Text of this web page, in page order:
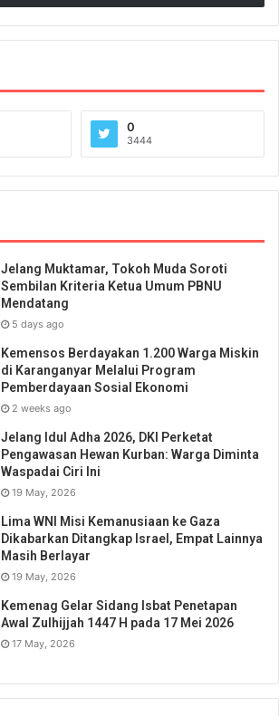
0
3444
Jelang Muktamar, Tokoh Muda Soroti
Sembilan Kriteria Ketua Umum PBNU
Mendatang
5 days ago
Kemensos Berdayakan 1.200 Warga Miskin
di Karanganyar Melalui Program
Pemberdayaan Sosial Ekonomi
2 weeks ago
Jelang Idul Adha 2026, DKI Perketat
Pengawasan Hewan Kurban: Warga Diminta
Waspadai Ciri Ini
19 May, 2026
Lima WNI Misi Kemanusiaan ke Gaza
Dikabarkan Ditangkap Israel, Empat Lainnya
Masih Berlayar
19 May, 2026
Kemenag Gelar Sidang Isbat Penetapan
Awal Zulhijjah 1447 H pada 17 Mei 2026
17 May, 2026